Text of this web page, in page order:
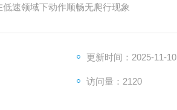
速领域下动作顺畅无爬行现象
更新时间：2025-11-10
访问量：2120